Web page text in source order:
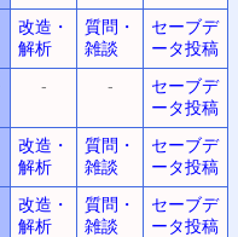
改造・
解析
質問・
雑談
セーブデ
ータ投稿
- -
セーブデ
ータ投稿
改造・
解析
質問・
雑談
セーブデ
ータ投稿
改造・
解析
質問・
雑談
セーブデ
ータ投稿